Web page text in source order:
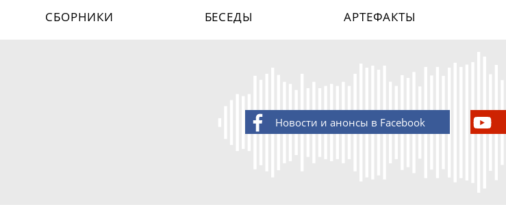
СБОРНИКИ БЕСЕДЫ АРТЕФАКТЫ
Новости и анонсы в Facebook